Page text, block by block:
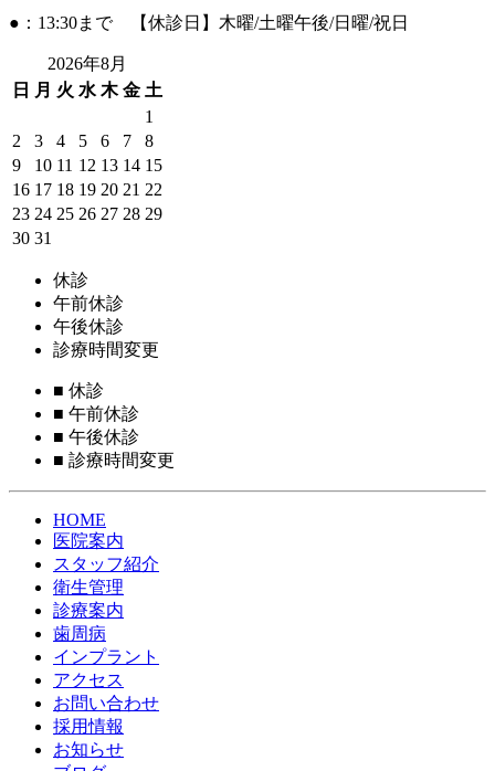
●：13:30まで 【休診日】木曜/土曜午後/日曜/祝日
2026年8月
日
月 火 水 木 金 土
1
2
3 4 5 6 7
8
9
10 11 12 13 14 15
16 17 18 19 20 21 22
23 24 25 26 27 28 29
30 31
休診
午前休診
午後休診
診療時間変更
■ 休診
■ 午前休診
■ 午後休診
■ 診療時間変更
HOME
医院案内
スタッフ紹介
衛生管理
診療案内
歯周病
インプラント
アクセス
お問い合わせ
採用情報
お知らせ